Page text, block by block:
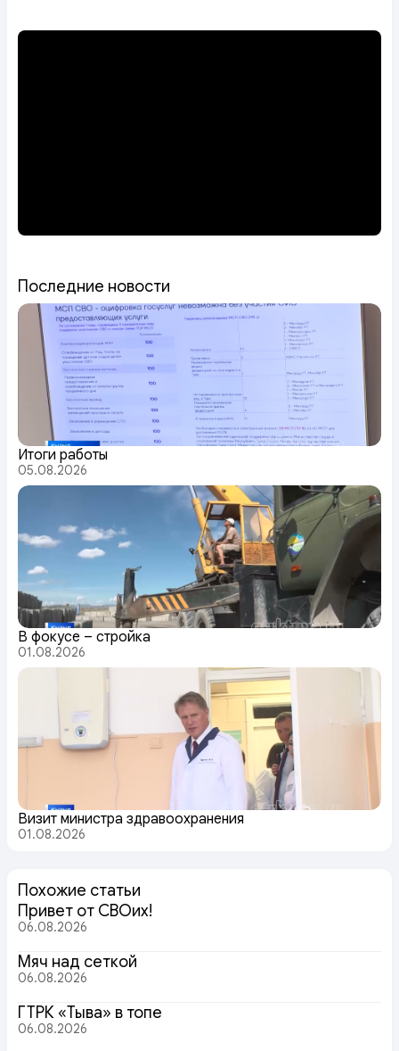
Последние новости
Итоги работы
05.08.2026
В фокусе – стройка
01.08.2026
Визит министра здравоохранения
01.08.2026
Похожие статьи
Привет от СВОих!
06.08.2026
Мяч над сеткой
06.08.2026
ГТРК «Тыва» в топе
06.08.2026